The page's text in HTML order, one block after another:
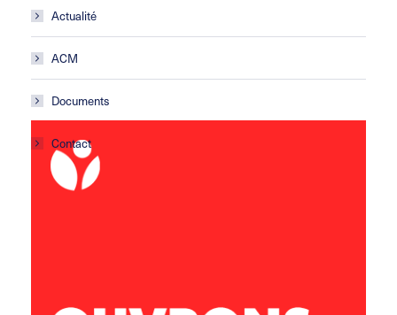
Actualité
ACM
Documents
Contact
04 68 41 43 04 / 06 73 84 52 18